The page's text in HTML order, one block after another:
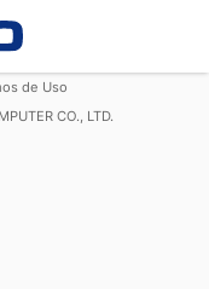
de Uso
CO., LTD.